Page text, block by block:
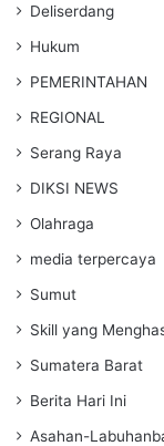
Deliserdang
Hukum
PEMERINTAHAN
REGIONAL
Serang Raya
DIKSI NEWS
Olahraga
media terpercaya
Sumut
Skill yang
Sumatera Barat
Berita Hari Ini
Asahan-